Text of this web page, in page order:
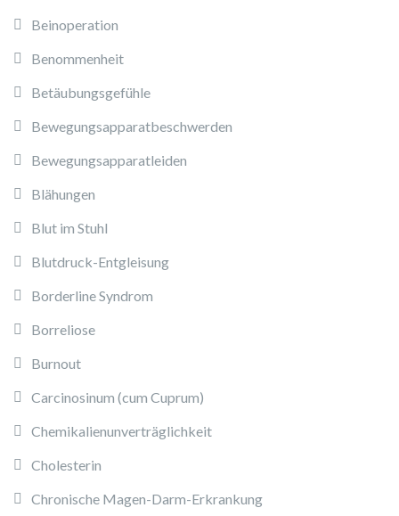
Beinoperation
Benommenheit
Betäubungsgefühle
Bewegungsapparatbeschwerden
Bewegungsapparatleiden
Blähungen
Blut im Stuhl
Blutdruck-Entgleisung
Borderline Syndrom
Borreliose
Burnout
Carcinosinum (cum Cuprum)
Chemikalienunverträglichkeit
Cholesterin
Chronische Magen-Darm-Erkrankung